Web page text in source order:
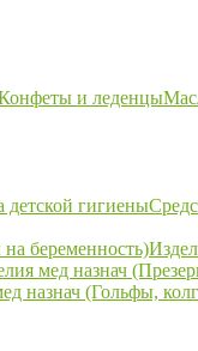
и леденцы
детской гигиены
беременность)
мед назнач
назнач (Гольфы,